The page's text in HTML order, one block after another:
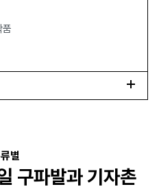
별
구파발과 기자촌